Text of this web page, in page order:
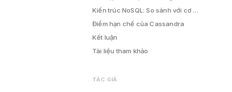
Kiến trúc NoSQL: So sánh với cơ sở dữ liệu quan hệ
Điểm hạn chế của Cassandra
Kết luận
Tài liệu tham khảo
TÁC GIẢ